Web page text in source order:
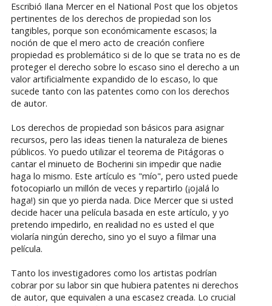
Escribió Ilana Mercer en el National Post que los objetos
pertinentes de los derechos de propiedad son los
tangibles, porque son económicamente escasos; la
noción de que el mero acto de creación confiere
propiedad es problemático si de lo que se trata no es de
proteger el derecho sobre lo escaso sino el derecho a un
valor artificialmente expandido de lo escaso, lo que
sucede tanto con las patentes como con los derechos
de autor.
Los derechos de propiedad son básicos para asignar
recursos, pero las ideas tienen la naturaleza de bienes
públicos. Yo puedo utilizar el teorema de Pitágoras o
cantar el minueto de Bocherini sin impedir que nadie
haga lo mismo. Este artículo es "mío", pero usted puede
fotocopiarlo un millón de veces y repartirlo (¡ojalá lo
haga!) sin que yo pierda nada. Dice Mercer que si usted
decide hacer una película basada en este artículo, y yo
pretendo impedirlo, en realidad no es usted el que
violaría ningún derecho, sino yo el suyo a filmar una
película.
Tanto los investigadores como los artistas podrían
cobrar por su labor sin que hubiera patentes ni derechos
de autor, que equivalen a una escasez creada. Lo crucial